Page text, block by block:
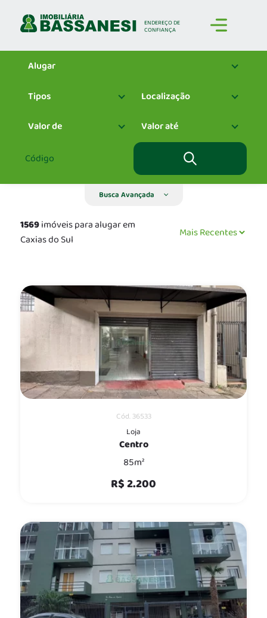
ENDEREÇODE
CONFIANÇA
Alugar
Tipos Localização
Valor de Valor até
Busca Avançada
1569imóveis para alugar em
Caxias do Sul
Cód. 36533
Loja
Centro
85m²
R$ 2.200